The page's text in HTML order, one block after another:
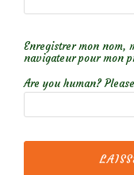
Enregistrer mon nom,
navigateur pour mon
Are you human?